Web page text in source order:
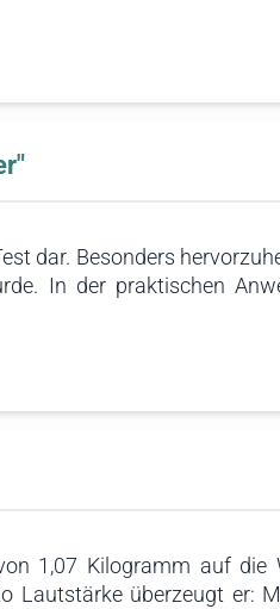
der Steckdosen
ist.
dar. Besonders
In der praktischen
1,07 Kilogramm auf die
Lautstärke überzeugt er: